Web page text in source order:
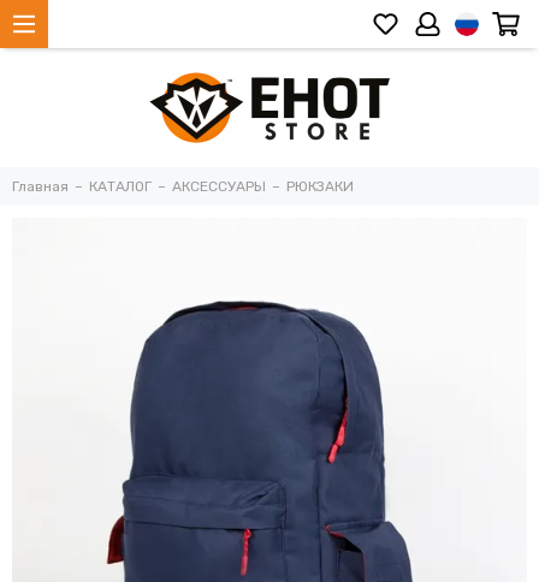
Главная КАТАЛОГ АКСЕССУАРЫ РЮКЗАКИ